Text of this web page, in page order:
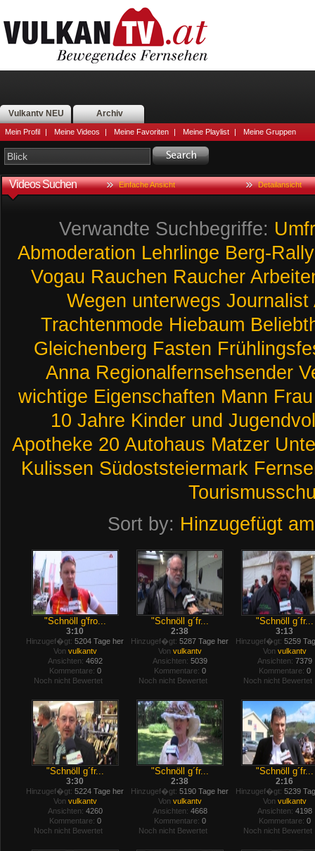
Vulkantv NEU Archiv
Mein Profil | Meine Videos | Meine Favoriten | Meine Playlist | Meine Gruppen
Videos Suchen Einfache Ansicht Detailansicht
Verwandte Suchbegriffe:
Abmoderation Lehrlinge Berg-
Vogau Rauchen Raucher
Wegen unterwegs Journalist
Trachtenmode Hiebaum
Gleichenberg Fasten
Anna Regionalfernsehsender
wichtige Eigenschaften Mann Frau
10 Jahre Kinder und
Apotheke 20 Autohaus Matzer
Kulissen Südoststeiermark
Sort by: Hinzugefügt am
"Schnöll g'fro...
3:10
Hinzugef�gt: 5204 Tage her
Von vulkantv
Ansichten: 4692
Kommentare: 0
Noch nicht Bewertet
"Schnöll g´fr...
2:38
Hinzugef�gt: 5287 Tage her
Von vulkantv
Ansichten: 5039
Kommentare: 0
Noch nicht Bewertet
"Schnöll g´fr...
3:13
Hinzugef�gt: 5259
Von vulkantv
Ansichten: 7379
Kommentare: 0
Noch nicht Bewertet
"Schnöll g´fr...
3:30
Hinzugef�gt: 5224 Tage her
Von vulkantv
Ansichten: 4260
Kommentare: 0
Noch nicht Bewertet
"Schnöll g´fr...
2:38
Hinzugef�gt: 5190 Tage her
Von vulkantv
Ansichten: 4668
Kommentare: 0
Noch nicht Bewertet
"Schnöll g´fr...
2:16
Hinzugef�gt: 5239
Von vulkantv
Ansichten: 4198
Kommentare: 0
Noch nicht Bewertet